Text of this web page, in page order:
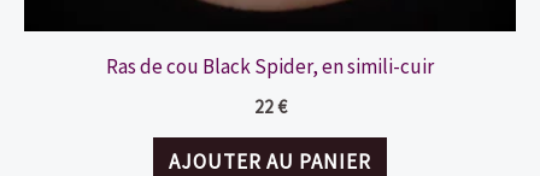
Ras de cou Black Spider, en simili-cuir
22€
AJOUTER AU PANIER